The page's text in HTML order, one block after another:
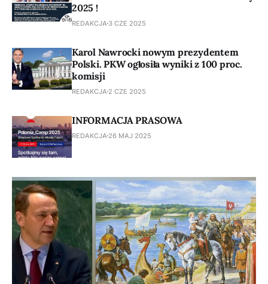
2025 !
REDAKCJA 3 CZE 2025
Karol Nawrocki nowym prezydentem
Polski. PKW ogłosiła wyniki z 100 proc.
komisji
REDAKCJA 2 CZE 2025
INFORMACJA PRASOWA
REDAKCJA 26 MAJ 2025